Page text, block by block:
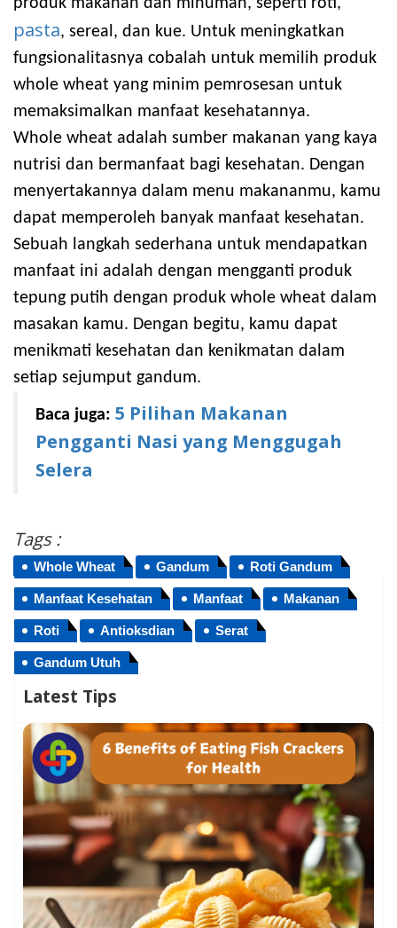
produk makanan dan minuman, seperti roti,
pasta, sereal, dan kue. Untuk meningkatkan
fungsionalitasnya cobalah untuk memilih produk
whole wheat yang minim pemrosesan untuk
memaksimalkan manfaat kesehatannya.
Whole wheat adalah sumber makanan yang kaya
nutrisi dan bermanfaat bagi kesehatan. Dengan
menyertakannya dalam menu makananmu, kamu
dapat memperoleh banyak manfaat kesehatan.
Sebuah langkah sederhana untuk mendapatkan
manfaat ini adalah dengan mengganti produk
tepung putih dengan produk whole wheat dalam
masakan kamu. Dengan begitu, kamu dapat
menikmati kesehatan dan kenikmatan dalam
setiap sejumput gandum.
Baca juga: 5 Pilihan Makanan
Pengganti Nasi yang Menggugah
Selera
Tags :
Whole Wheat Gandum Roti Gandum
Manfaat Kesehatan Manfaat Makanan
Roti Antioksdian Serat
Gandum Utuh
Latest Tips